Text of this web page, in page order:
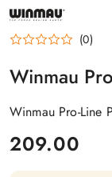
NAZWA
PRODUCENTA:
WINMAU (0)
Winmau
Winmau Pro-Line
cena:
209.00